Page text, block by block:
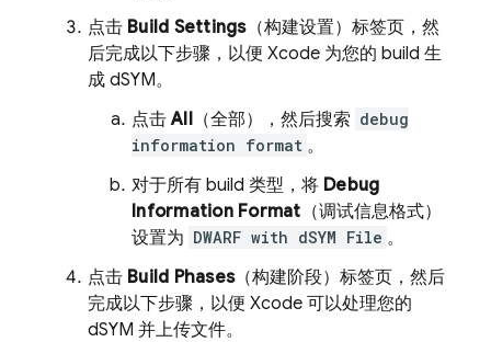
点击 Build Settings（构建设置）标签页，然
后完成以下步骤，以便 Xcode 为您的 build 生
成 dSYM。
点击All（全部），然后搜索 debug
information format 。
对于所有 build 类型，将 Debug
Information Format （调试信息格式）
设置为 DWARF with dSYM File 。
点击 Build Phases（构建阶段）标签页，然后
完成以下步骤，以便 Xcode 可以处理您的
dSYM 并上传文件。